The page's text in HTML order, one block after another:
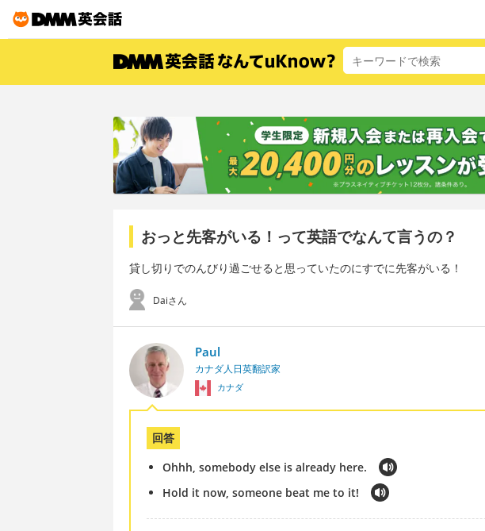
おっと先客がいる！って英語でなんて言うの？
貸し切りでのんびり過ごせると思っていたのにすでに先客がいる！
Daiさん
Paul
カナダ人日英翻訳家
カナダ
回答
Ohhh, somebody else is already here.
Hold it now, someone beat me to it!